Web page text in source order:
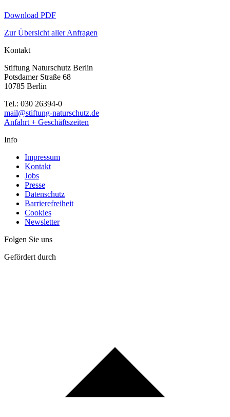
Download PDF
Zur Übersicht aller Anfragen
Kontakt
Stiftung Naturschutz Berlin
Potsdamer Straße 68
10785 Berlin
Tel.: 030 26394-0
mail@stiftung-naturschutz.de
Anfahrt + Geschäftszeiten
Info
Impressum
Kontakt
Jobs
Presse
Datenschutz
Barrierefreiheit
Cookies
Newsletter
Folgen Sie uns
Gefördert durch